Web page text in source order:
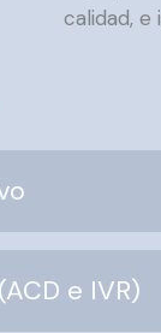
calidad, e
e IVR)